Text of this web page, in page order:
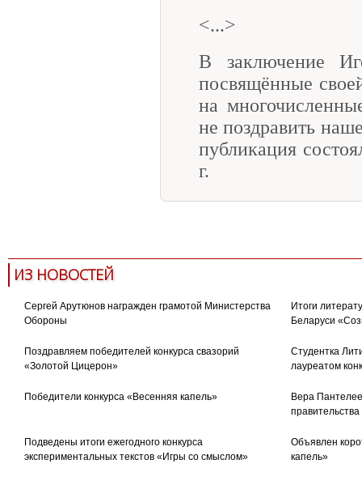
<...>
В заключение
посвящённые
на
не поздравить
публикация
г.
ИЗ НОВОСТЕЙ
Сергей Арутюнов награжден грамотой Министерства
Обороны
Итоги
Беларуси
Поздравляем победителей конкурса свазорий
«Золотой Цицерон»
Студентка
лауреатом
Победители конкурса «Весенняя капель»
Вера
Подведены итоги ежегодного конкурса
экспериментальных текстов «Игры со смыслом»
Объявлен
капель»